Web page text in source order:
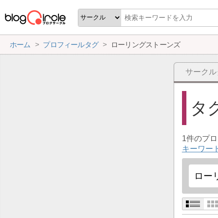
ホーム プロフィールタグ ローリングストーンズ
サーク
タ
1件のプ
キーワー